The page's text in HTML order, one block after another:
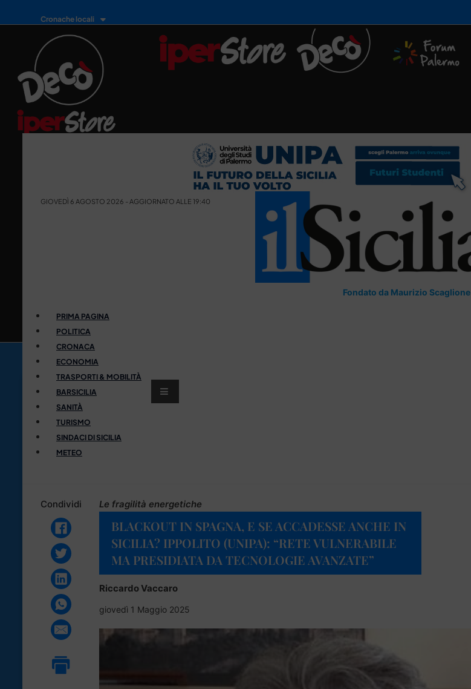
Cronache locali
GIOVEDÌ 6 AGOSTO 2026 - AGGIORNATO ALLE 19:40
Fondato da Maurizio Scaglione
PRIMA PAGINA
POLITICA
CRONACA
ECONOMIA
TRASPORTI & MOBILITÀ
BARSICILIA
SANITÀ
TURISMO
SINDACI DI SICILIA
METEO
Condividi Le fragilità energetiche
BLACKOUT IN SPAGNA, E SE ACCADESSE ANCHE IN
SICILIA? IPPOLITO (UNIPA): “RETE VULNERABILE
MA PRESIDIATA DA TECNOLOGIE AVANZATE”
Riccardo Vaccaro
giovedì 1 Maggio 2025